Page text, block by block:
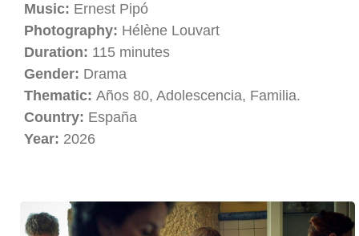
Music: Ernest Pipó
Photography: Hélène Louvart
Duration: 115 minutes
Gender: Drama
Thematic: Años 80, Adolescencia, Familia.
Country: España
Year: 2026